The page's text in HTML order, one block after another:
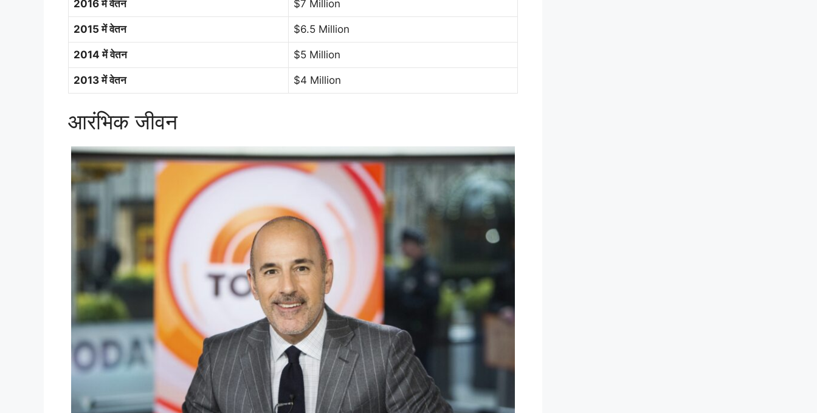
2016 में वेतन $7 Million
2015 में वेतन $6.5 Million
2014 में वेतन $5 Million
2013 में वेतन $4 Million
आरंभिक जीवन